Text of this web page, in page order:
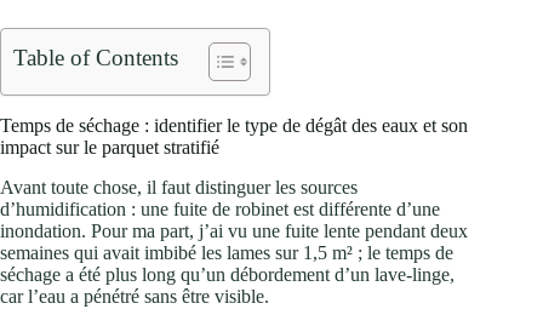
Table of Contents
Temps de séchage : identifier le type de dégât des eaux et son
impact sur le parquet stratifié
Avant toute chose, il faut distinguer les sources
d’humidification : une fuite de robinet est différente d’une
inondation. Pour ma part, j’ai vu une fuite lente pendant deux
semaines qui avait imbibé les lames sur 1,5 m² ; le temps de
séchage a été plus long qu’un débordement d’un lave-linge,
car l’eau a pénétré sans être visible.